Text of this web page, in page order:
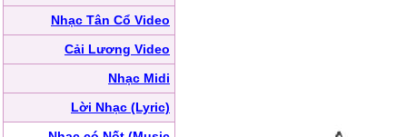
Nhạc Tân Cổ Video
Cải Lương Video
Nhạc Midi
Lời Nhạc (Lyric)